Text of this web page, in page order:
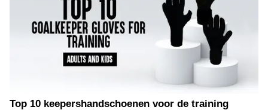
Top 10 keepershandschoenen voor de training